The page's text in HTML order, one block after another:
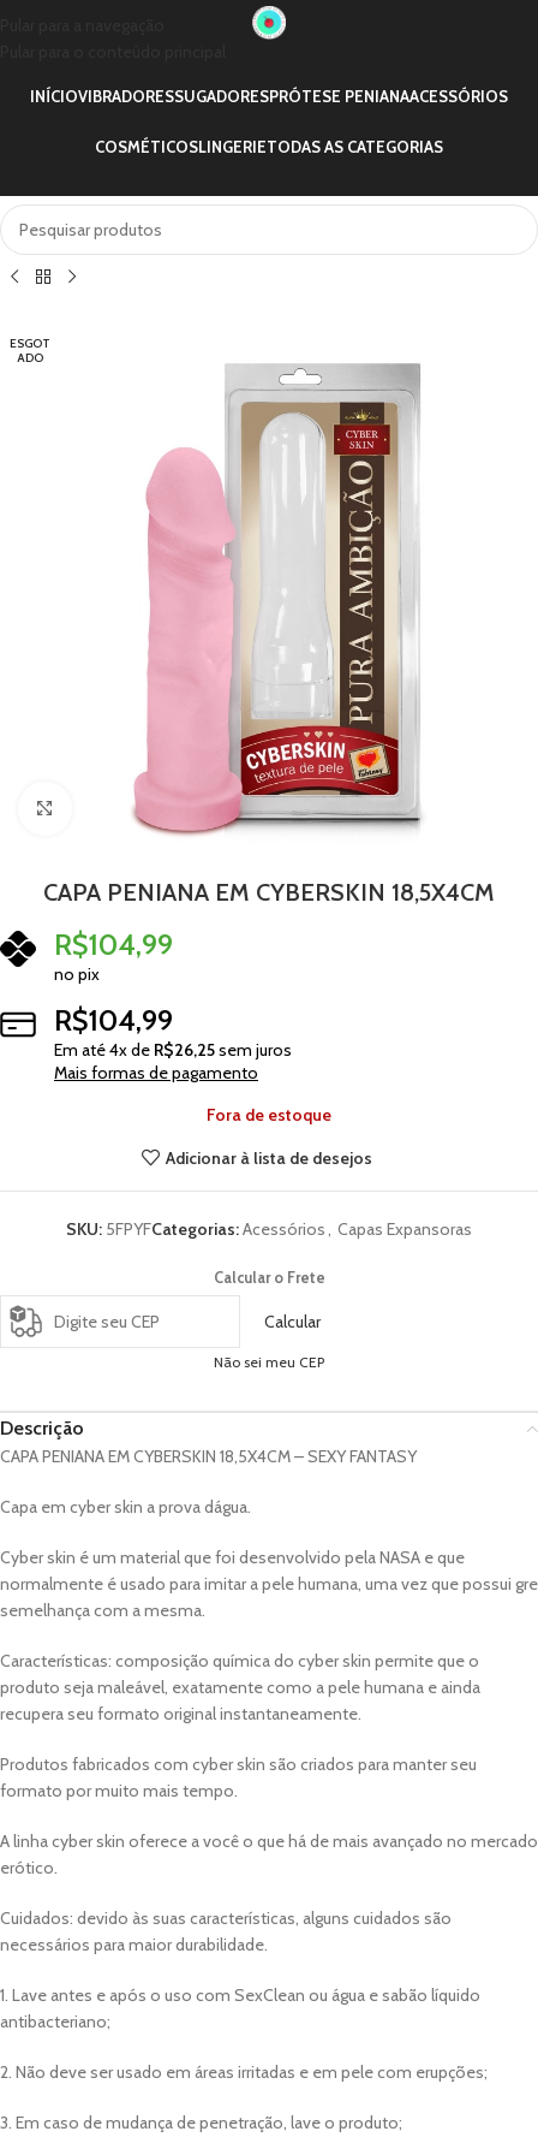
INÍCIOVIBRADORESSUGADORESPRÓTESE PENIANAACESSÓRIOS
COSMÉTICOSLINGERIETODAS AS CATEGORIAS
ESGOT
ADO
Clique para ampliar
CAPA PENIANA EM CYBERSKIN 18,5X4CM
R$104,99
no pix
R$104,99
Em até4x de R$26,25sem juros
Mais formas de pagamento
Fora de estoque
Adicionar à lista de desejos
SKU: 5FPYFCategorias:Acessórios, Capas Expansoras
Calcular o Frete
Calcular
Não sei meu CEP
Descrição
CAPA PENIANA EM CYBERSKIN 18,5X4CM – SEXY FANTASY
Capa em cyber skin a prova dágua.
Cyber skin é um material que foi desenvolvido pela NASA e que
normalmente é usado para imitar a pele humana, uma vez que possui gre
semelhança com a mesma.
Características: composição química do cyber skin permite que o
produto seja maleável, exatamente como a pele humana e ainda
recupera seu formato original instantaneamente.
Produtos fabricados com cyber skin são criados para manter seu
formato por muito mais tempo.
A linha cyber skin oferece a você o que há de mais avançado no mercado
erótico.
Cuidados: devido às suas características, alguns cuidados são
necessários para maior durabilidade.
1. Lave antes e após o uso com SexClean ou água e sabão líquido
antibacteriano;
2. Não deve ser usado em áreas irritadas e em pele com erupções;
3. Em caso de mudança de penetração, lave o produto;